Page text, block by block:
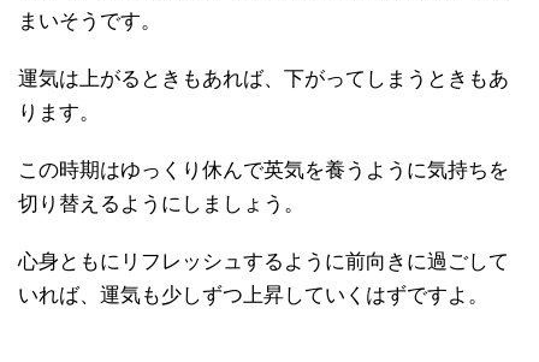
まいそうです。
運気は上がるときもあれば、下がってしまうときもあ
ります。
この時期はゆっくり休んで英気を養うように気持ちを
切り替えるようにしましょう。
心身ともにリフレッシュするように前向きに過ごして
いれば、運気も少しずつ上昇していくはずですよ。